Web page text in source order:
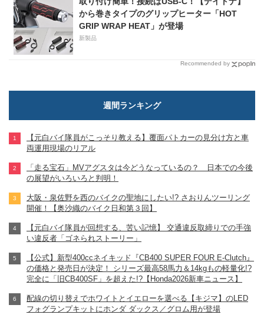
から巻きタイプのグリップヒーター「HOT
GRIP WRAP HEAT」が登場
新製品
Recommended by
週間ランキング
【元白バイ隊員がこっそり教える】覆面パトカーの見分け方と車
両運用現場のリアル
「走る宝石」MVアグスタは今どうなっているの？ 日本での今後
の展望がいろいろと判明！
大阪・泉佐野を西のバイクの聖地にしたい!? さおりんツーリング
開催！【奥沙織のバイク日和第３回】
【元白バイ隊員が回想する、苦い記憶】 交通違反取締りでの手強
い違反者「ゴネられストーリー」
【公式】新型400ccネイキッド『CB400 SUPER FOUR E-Clutch』
の価格と発売日が決定！ シリーズ最高58馬力＆14kgもの軽量化!?
完全に「旧CB400SF」を超えた!?【Honda2026新車ニュース】
配線の切り替えでホワイトとイエローを選べる【キジマ】のLED
フォグランプキットにホンダ ダックス／グロム用が登場